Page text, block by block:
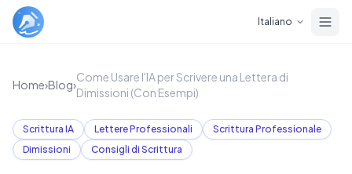
Italiano
Home›Blog›
Come Usare l'IA per Scrivere una Lettera di
Dimissioni (Con Esempi)
Scrittura IA Lettere Professionali
Scrittura Professionale
Dimissioni
Consigli di Scrittura